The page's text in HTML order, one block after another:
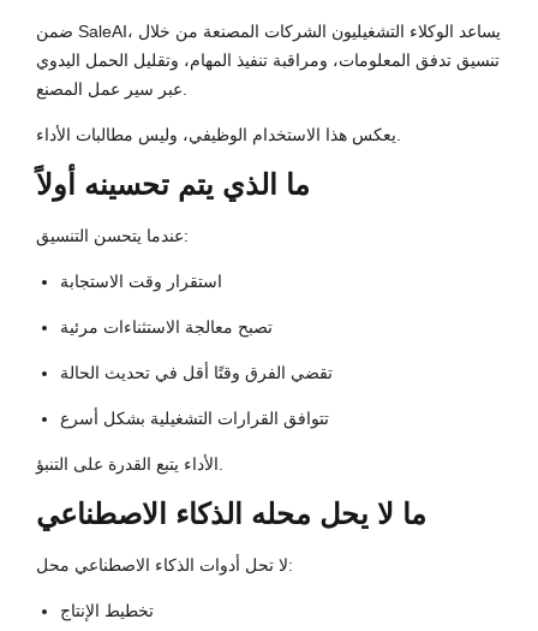
ضمن SaleAI، يساعد الوكلاء التشغيليون الشركات المصنعة من خلال
تنسيق تدفق المعلومات، ومراقبة تنفيذ المهام، وتقليل الحمل اليدوي
ما الذي يتم تحسينه أولاً
عندما يتحسن التنسيق:
استقرار وقت الاستجابة
تصبح معالجة الاستثناءات مرئية
تقضي الفرق وقتًا أقل في تحديث الحالة
تتوافق القرارات التشغيلية بشكل أسرع
ما لا يحل محله الذكاء الاصطناعي
لا تحل أدوات الذكاء الاصطناعي محل:
تخطيط الإنتاج